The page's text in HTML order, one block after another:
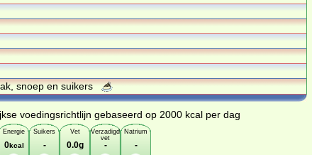
snoep en suikers
voedingsrichtlijn gebaseerd op 2000 kcal per dag
Energie
0kcal
Suikers
-
Vet
0.0g
Verzadigd
vet
-
Natrium
-